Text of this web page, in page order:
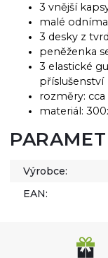
3 vnější
malé
3 desky z
peněženka
3 elastické
příslušenství
rozměry: cca
materiál:
Výrobce:
EAN: